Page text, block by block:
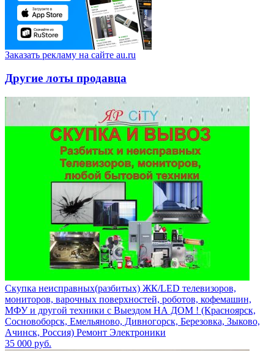
Заказать рекламу на сайте au.ru
Другие лоты продавца
Скупка неисправных(разбитых) ЖК/LED телевизоров,
мониторов, варочных поверхностей, роботов, кофемашин,
МФУ и другой техники с Выездом НА ДОМ ! (Красноярск,
Сосновоборск, Емельяново, Дивногорск, Березовка, Зыково,
Ачинск, Россия) Ремонт Электроники
35 000 руб.